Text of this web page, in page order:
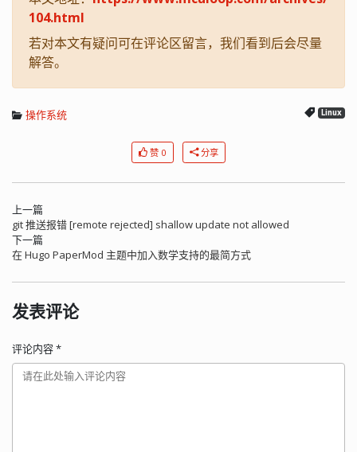
104.html
若对本文有疑问可在评论区留言，我们看到后会尽量
解答。
操作系统 Linux
赞 0 分享
上一篇
git 推送报错 [remote rejected] shallow update not allowed
下一篇
在 Hugo PaperMod 主题中加入数学支持的最简方式
发表评论
评论内容*